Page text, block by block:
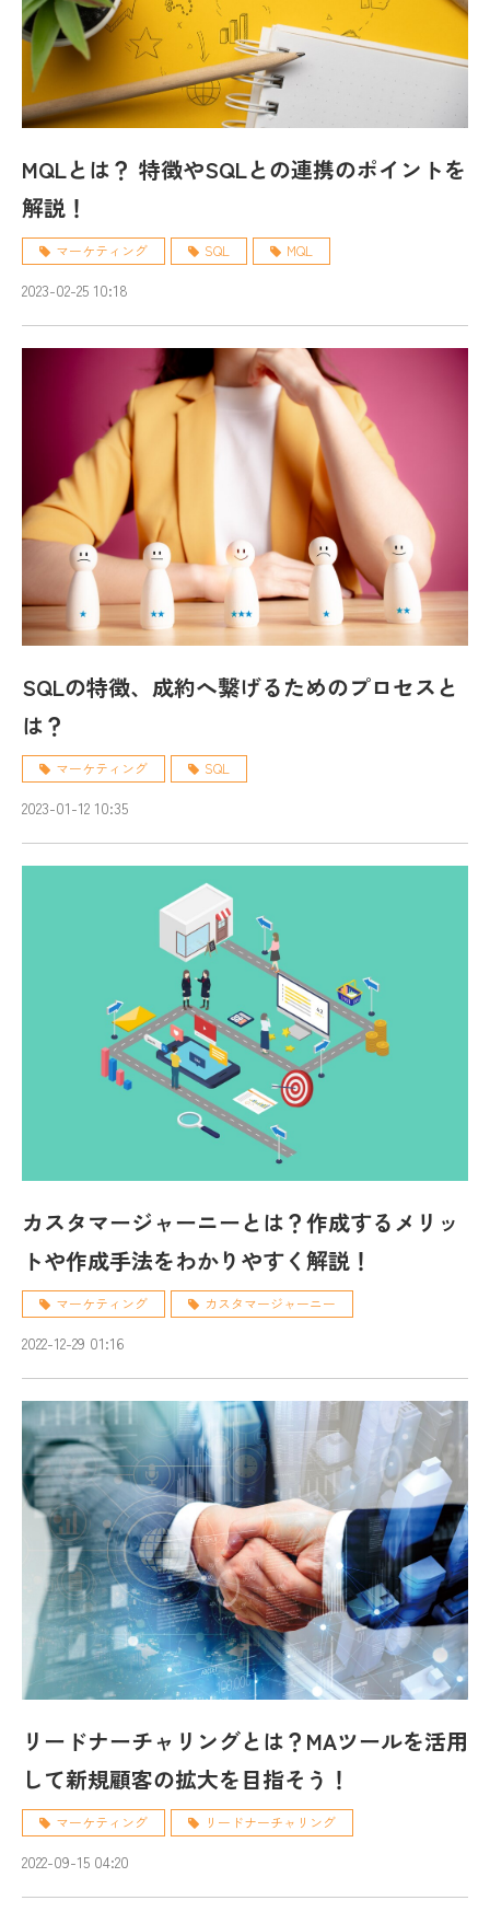
MQLとは？ 特徴やSQLとの連携のポイントを
解説！
マーケティング SQL MQL
2023-02-25 10:18
SQLの特徴、成約へ繋げるためのプロセスと
は？
マーケティング SQL
2023-01-12 10:35
カスタマージャーニーとは？作成するメリッ
トや作成手法をわかりやすく解説！
マーケティング カスタマージャーニー
2022-12-29 01:16
リードナーチャリングとは？MAツールを活用
して新規顧客の拡大を目指そう！
マーケティング リードナーチャリング
2022-09-15 04:20